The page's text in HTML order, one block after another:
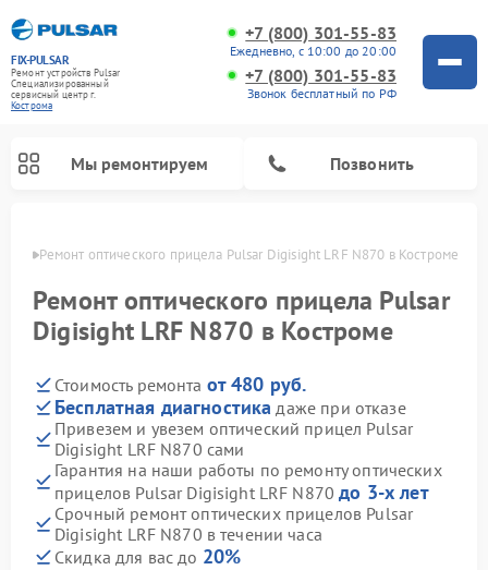
FIX-PULSAR
Ремонт устройств Pulsar
Специализированный
cервисный центр г.
Кострома
+7 (800) 301-55-83
Ежедневно, с 10:00 до 20:00
+7 (800) 301-55-83
Звонок бесплатный по РФ
Мы ремонтируем Позвонить
Ремонт оптического прицела Pulsar Digisight LRF N870 в Костроме
Ремонт оптического прицела Pulsar
Digisight LRF N870 в Костроме
Стоимость ремонта от 480 руб.
Бесплатная диагностика даже при отказе
Привезем и увезем оптический прицел Pulsar
Digisight LRF N870 сами
Гарантия на наши работы по ремонту оптических
прицелов Pulsar Digisight LRF N870до 3-х лет
Срочный ремонт оптических прицелов Pulsar
Digisight LRF N870 в течении часа
Скидка для вас до 20%